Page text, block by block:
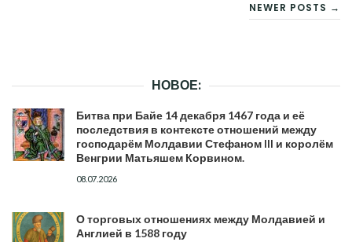
ЗАПИСЯМ
NEWER POSTS →
НОВОЕ:
Битва при Байе 14 декабря 1467 года и её
последствия в контексте отношений между
господарём Молдавии Стефаном III и королём
Венгрии Матьяшем Корвином.
08.07.2026
О торговых отношениях между Молдавией и
Англией в 1588 году